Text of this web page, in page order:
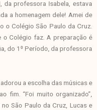
da professora Isabela, estava
a homenagem dele! Amei de
o Colégio São Paulo da Cruz.
o Colégio faz. A preparação é
do 1º Período, da professora
a escolha das músicas e
fim. “Foi muito organizado”,
São Paulo da Cruz, Lucas e